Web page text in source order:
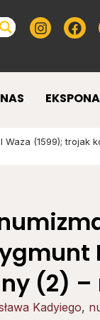
Waza (1599); trojak
(2) –
Kadyiego,